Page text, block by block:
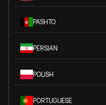
PASHTO
PERSIAN
POLISH
PORTUGUESE